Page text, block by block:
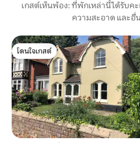
เกสต์เห็นพ้อง: ที่พักเหล่านี้ได้รับค
ความสะอาด และอื่
โดนใจเกสต์
โดนใจเกสต์